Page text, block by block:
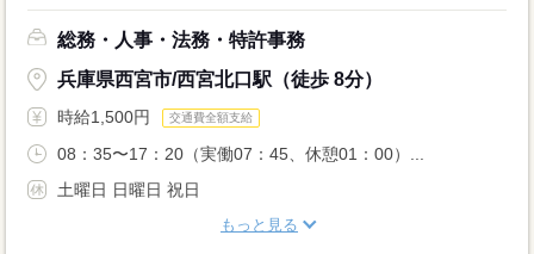
総務・人事・法務・特許事務
兵庫県西宮市/西宮北口駅（徒歩 8分）
時給1,500円 交通費全額支給
08：35〜17：20（実働07：45、休憩01：00）...
土曜日 日曜日 祝日
もっと見る